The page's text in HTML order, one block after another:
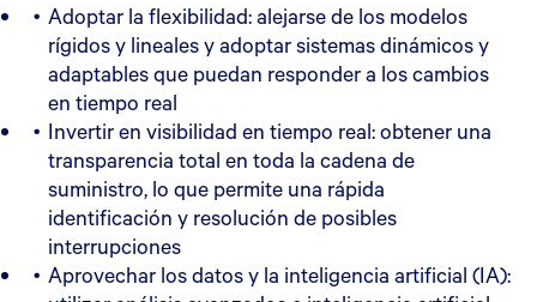
Adoptar la flexibilidad: alejarse de los modelos
rígidos y lineales y adoptar sistemas dinámicos y
adaptables que puedan responder a los cambios
en tiempo real
Invertir en visibilidad en tiempo real: obtener una
transparencia total en toda la cadena de
suministro, lo que permite una rápida
identificación y resolución de posibles
interrupciones
Aprovechar los datos y la inteligencia artificial (IA):